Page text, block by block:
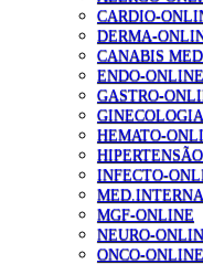
CARDIO-
DERMA-
CANABIS
ENDO-ONLINE
GASTRO-
HEMATO-
INFECTO-
MGF-ONLINE
NEURO-
ONCO-ONLINE